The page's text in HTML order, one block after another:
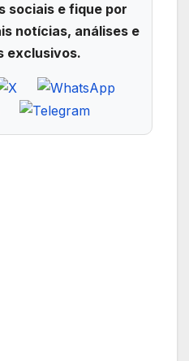
sociais e fique por
notícias, análises e
exclusivos.